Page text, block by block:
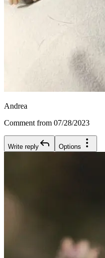
Andrea
Comment from 07/28/2023
Write reply Options